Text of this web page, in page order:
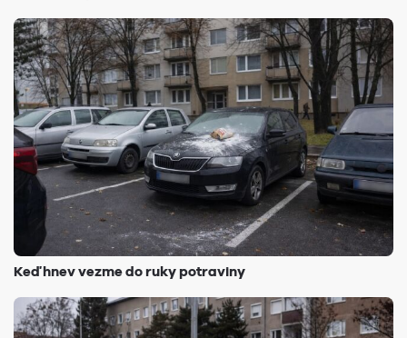
Keď hnev vezme do ruky potraviny